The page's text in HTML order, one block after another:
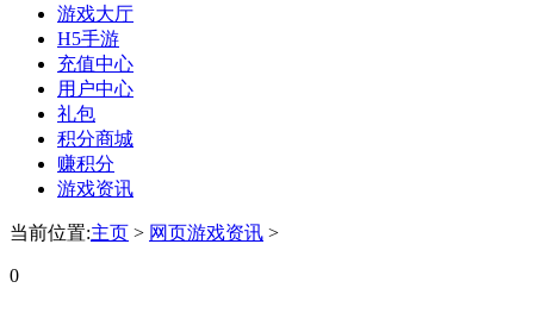
游戏大厅
H5手游
充值中心
用户中心
礼包
积分商城
赚积分
游戏资讯
当前位置:主页 > 网页游戏资讯 >
0